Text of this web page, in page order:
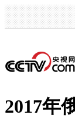
2017年